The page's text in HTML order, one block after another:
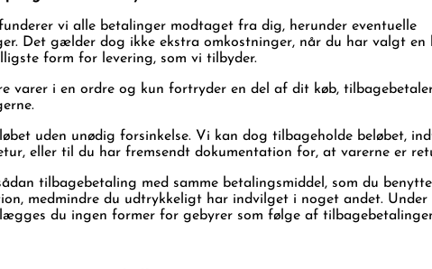
vi alle betalinger modtaget fra dig, herunder eventuelle
Det gælder dog ikke ekstra omkostninger, når du har valgt en
form for levering, som vi tilbyder.
varer i en ordre og kun fortryder en del af dit køb,
uden unødig forsinkelse. Vi kan dog tilbageholde beløbet,
eller til du har fremsendt dokumentation for, at varerne er
tilbagebetaling med samme betalingsmiddel, som du
medmindre du udtrykkeligt har indvilget i noget andet. Under
du ingen former for gebyrer som følge af